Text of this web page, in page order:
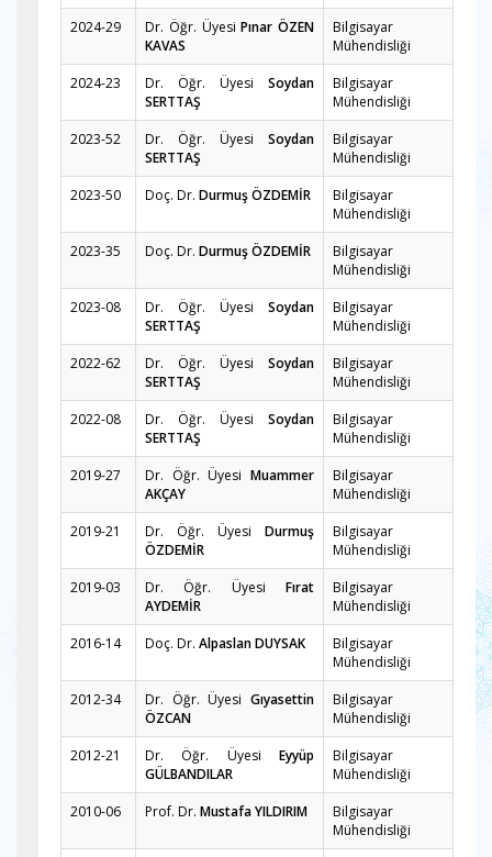
2024-29
Dr. Öğr. ÜyesiPınar ÖZEN
KAVAS
Bilgisayar
Mühendisliği
2024-23
Dr. Öğr. Üyesi Soydan
SERTTAŞ
Bilgisayar
Mühendisliği
2023-52
Dr. Öğr. Üyesi Soydan
SERTTAŞ
Bilgisayar
Mühendisliği
2023-50
Doç. Dr. Durmuş ÖZDEMİR
Bilgisayar
Mühendisliği
2023-35
Doç. Dr. Durmuş ÖZDEMİR
Bilgisayar
Mühendisliği
2023-08
Dr. Öğr. Üyesi Soydan
SERTTAŞ
Bilgisayar
Mühendisliği
2022-62
Dr. Öğr. Üyesi Soydan
SERTTAŞ
Bilgisayar
Mühendisliği
2022-08
Dr. Öğr. Üyesi Soydan
SERTTAŞ
Bilgisayar
Mühendisliği
2019-27
Dr. Öğr. Üyesi Muammer
AKÇAY
Bilgisayar
Mühendisliği
2019-21
Dr. Öğr. Üyesi Durmuş
ÖZDEMİR
Bilgisayar
Mühendisliği
2019-03
Dr. Öğr. Üyesi Fırat
AYDEMİR
Bilgisayar
Mühendisliği
2016-14
Doç. Dr. Alpaslan DUYSAK
Bilgisayar
Mühendisliği
2012-34
Dr. Öğr. Üyesi Gıyasettin
ÖZCAN
Bilgisayar
Mühendisliği
2012-21
Dr. Öğr. Üyesi Eyyüp
GÜLBANDILAR
Bilgisayar
Mühendisliği
2010-06
Prof. Dr. Mustafa YILDIRIM
Bilgisayar
Mühendisliği